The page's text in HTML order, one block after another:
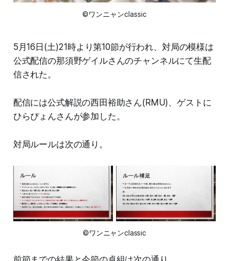
©ワンニャンclassic
5月16日(土)21時より第10節が行われ、対局の模様は
公式配信の那須野ゲイルさんのチャンネルにて生配
信された。
配信には公式解説の西田裕助さん(RMU)、ゲストに
ひらぴょんさんが参加した。
対局ルールは次の通り。
©ワンニャンclassic